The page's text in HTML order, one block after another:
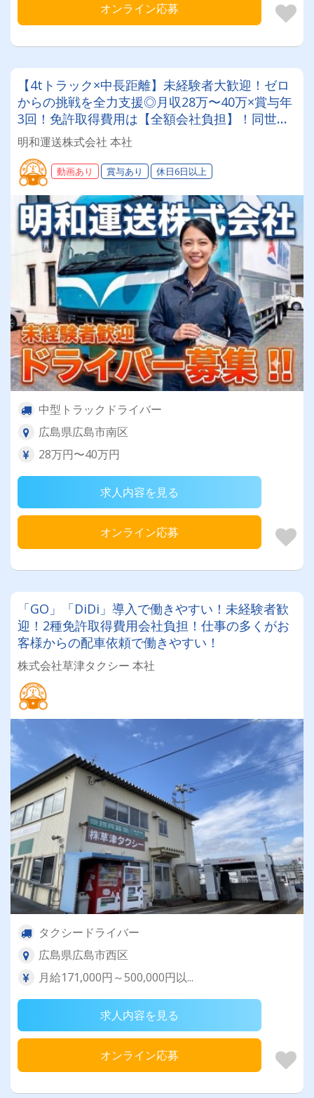
オンライン応募
【4tトラック×中長距離】未経験者大歓迎！ゼロ
からの挑戦を全力支援◎月収28万〜40万×賞与年
3回！免許取得費用は【全額会社負担】！同世代
の仲間と一緒に成長できる！将来を見据えて長く
働ける環境です
明和運送株式会社 本社
動画あり 賞与あり 休日6日以上
中型トラックドライバー
広島県広島市南区
28万円〜40万円
求人内容を見る
オンライン応募
「GO」「DiDi」導入で働きやすい！未経験者歓
迎！2種免許取得費用会社負担！仕事の多くがお
客様からの配車依頼で働きやすい！
株式会社草津タクシー 本社
タクシードライバー
広島県広島市西区
月給171,000円～500,000円以...
求人内容を見る
オンライン応募